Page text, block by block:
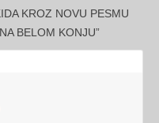
KROZ NOVU PESMU
BELOM KONJU”